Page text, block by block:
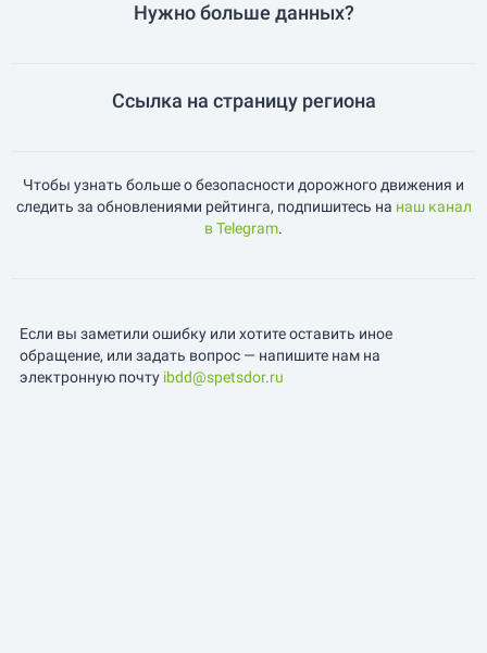
Нужно больше данных?
Ссылка на страницу региона
Чтобы узнать больше о безопасности дорожного движения и
следить за обновлениями рейтинга, подпишитесь на наш канал
в Telegram.
Если вы заметили ошибку или хотите оставить иное
обращение, или задать вопрос — напишите нам на
электронную почту ibdd@spetsdor.ru